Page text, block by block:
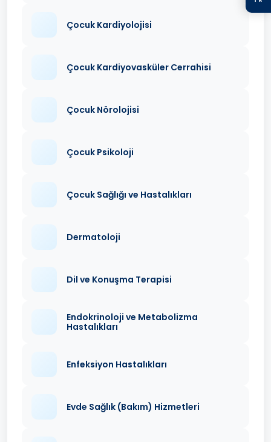
Çocuk Kardiyolojisi
Çocuk Kardiyovasküler Cerrahisi
Çocuk Nörolojisi
Çocuk Psikoloji
Çocuk Sağlığı ve Hastalıkları
Dermatoloji
Dil ve Konuşma Terapisi
Endokrinoloji ve Metabolizma
Hastalıkları
Enfeksiyon Hastalıkları
Evde Sağlık (Bakım) Hizmetleri